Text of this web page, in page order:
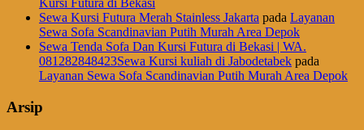
Kursi Futura di Bekasi
Sewa Kursi Futura Merah Stainless Jakarta pada Layanan
Sewa Sofa Scandinavian Putih Murah Area Depok
Sewa Tenda Sofa Dan Kursi Futura di Bekasi | WA.
081282848423Sewa Kursi kuliah di Jabodetabek pada
Layanan Sewa Sofa Scandinavian Putih Murah Area Depok
Arsip